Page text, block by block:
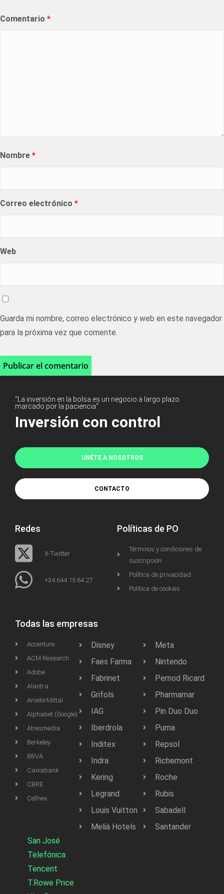
Comentario *
Nombre *
Correo electrónico *
Web
Guarda mi nombre, correo electrónico y web en este navegador
para la próxima vez que comente.
"La inversión en la bolsa es un negocio a largo plazo
marcado por la paciencia"
Inversión con control
UNÉTE A NOSOTROS
CONTACTO
Redes
X-Twitter
+34 644 15 64 27
Políticas de PO
Términos y condiciones de
suscripción
Política de privacidad
Política de cookies
Todas las empresas
Accenture
ACM Research
Adobe
Alantra
ArcelorMittal
Alphabet (Google)
Atresmedia
Berkeley
BBVA
Caixabank
CBRE
Cellnex
Disney
Faes Farma
Fabrinet
Grifols
IAG
Iberdrola
Inditex
Indra
Kering
Legrand
Louis Vuitton
Melià Hotels
Meta
Nintendo
Pernod Ricard
Pharmamar
Pin Duo Duo
Puma
Repsol
Richemont
Roche
Rubis
Sabadell
Santander
San José
Telefónica
Tencent
T.Rowe Price